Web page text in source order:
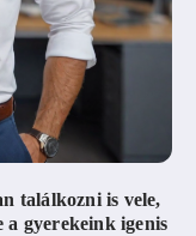
találkozni is vele,
a gyerekeink igenis